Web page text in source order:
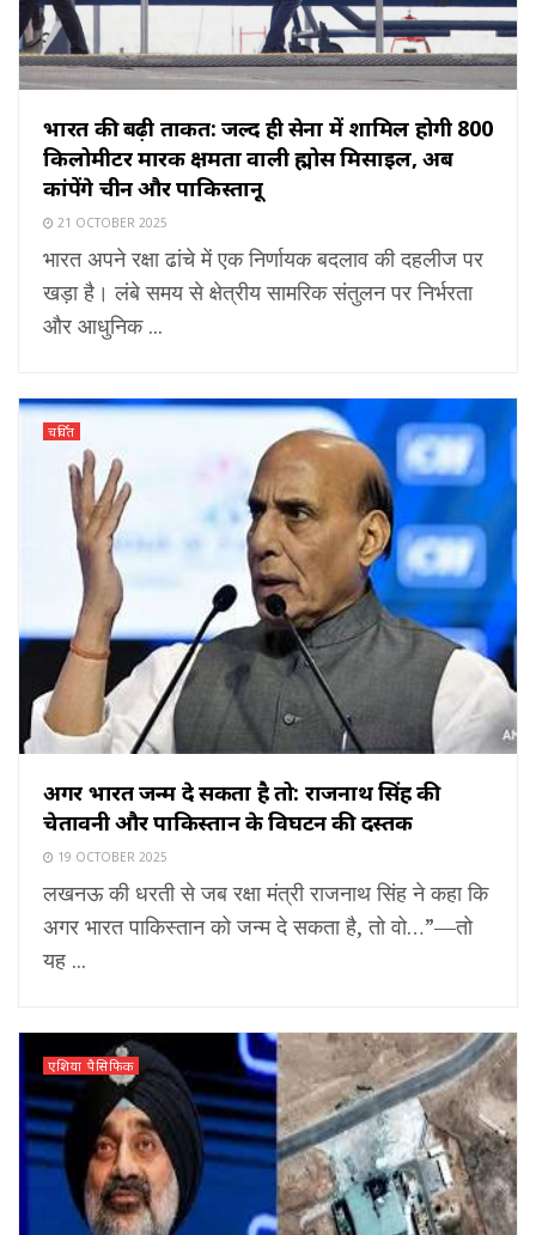
भारत की बढ़ी ताकत: जल्द ही सेना में शामिल होगी 800
किलोमीटर मारक क्षमता वाली ब्रह्मोस मिसाइल, अब
कांपेंगे चीन और पाकिस्तानू
21 OCTOBER 2025
भारत अपने रक्षा ढांचे में एक निर्णायक बदलाव की दहलीज पर
खड़ा है। लंबे समय से क्षेत्रीय सामरिक संतुलन पर निर्भरता
और आधुनिक ...
चर्चित
अगर भारत जन्म दे सकता है तो: राजनाथ सिंह की
चेतावनी और पाकिस्तान के विघटन की दस्तक
19 OCTOBER 2025
लखनऊ की धरती से जब रक्षा मंत्री राजनाथ सिंह ने कहा कि
अगर भारत पाकिस्तान को जन्म दे सकता है, तो वो…”—तो
यह ...
एशिया पैसिफिक